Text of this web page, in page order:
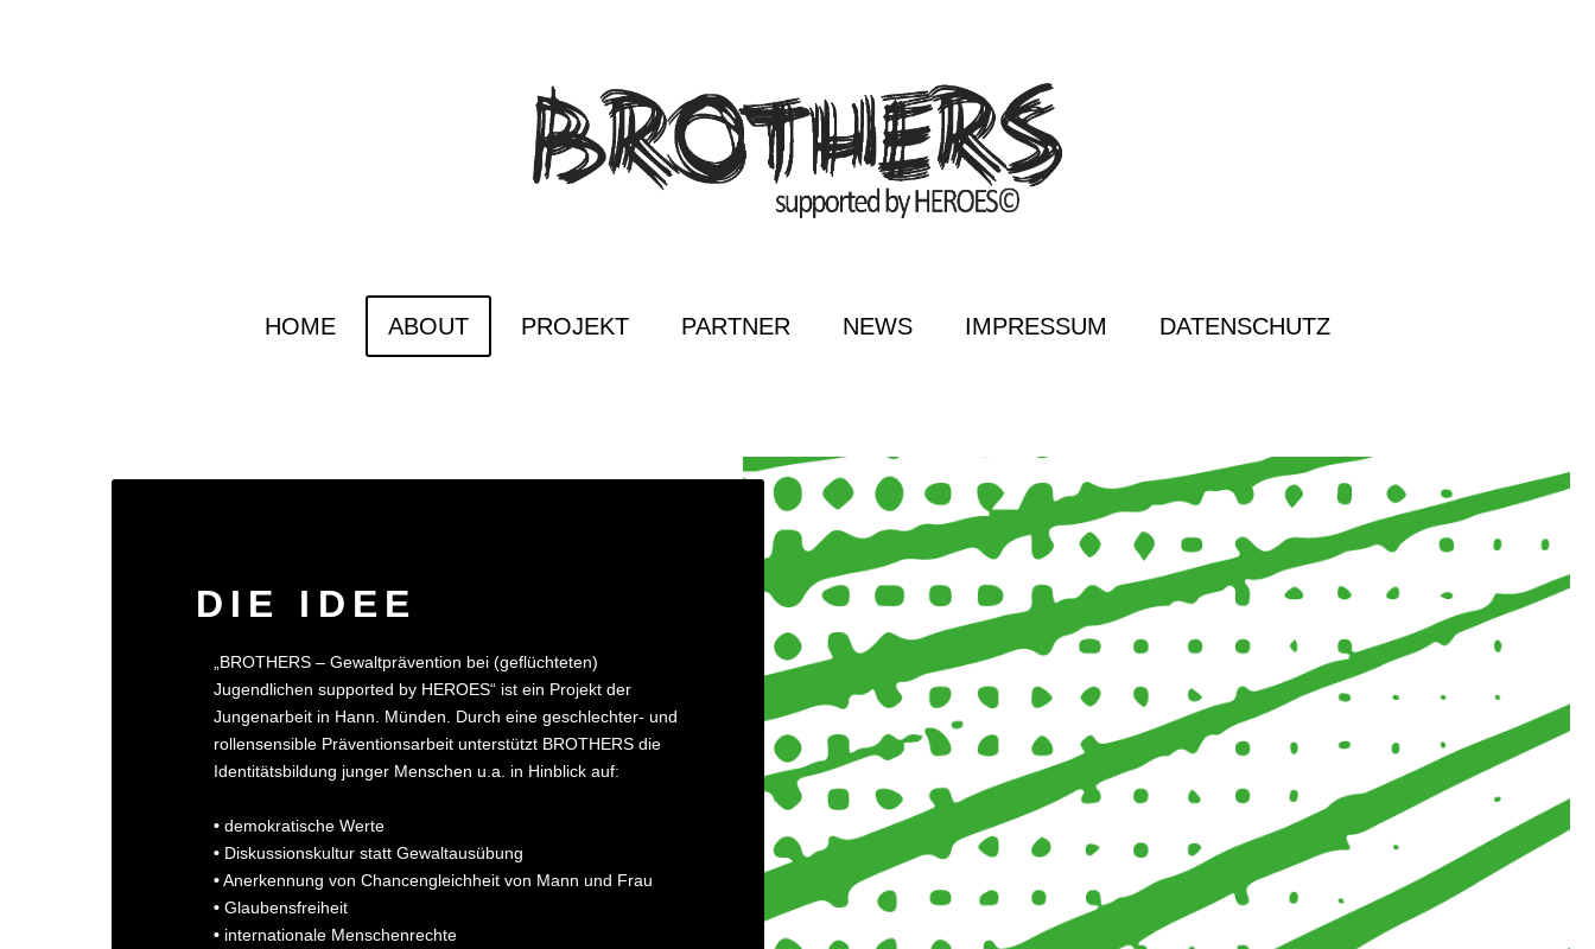
HOME ABOUT PROJEKT PARTNER NEWS IMPRESSUM DATENSCHUTZ
DIE IDEE
„BROTHERS – Gewaltprävention bei (geflüchteten)
Jugendlichen supported by HEROES“ ist ein Projekt der
Jungenarbeit in Hann. Münden. Durch eine geschlechter- und
rollensensible Präventionsarbeit unterstützt BROTHERS die
Identitätsbildung junger Menschen u.a. in Hinblick auf:
•demokratische Werte
•Diskussionskultur statt Gewaltausübung
•Anerkennung von Chancengleichheit von Mann und Frau
• Glaubensfreiheit
•internationale Menschenrechte